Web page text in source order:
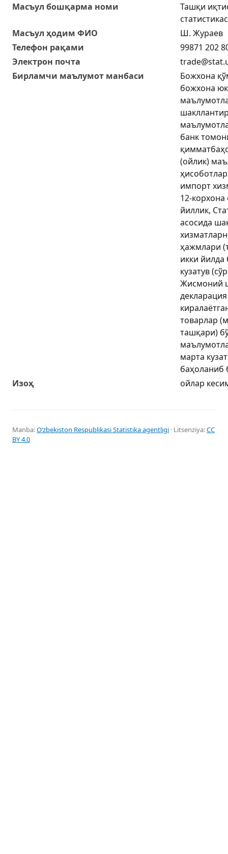
Масъул бошқарма номи
Ташқи
Масъул ҳодим ФИО
Ш. Жураев
Телефон рақами
99871 202
Электрон почта
Бирламчи маълумот манбаси
Божхона
божхона
банк
(ойлик)
импорт
12-
йиллик,
асосида
ҳажмлари
икки
кузатув
Жисмоний
товарлар
ташқари)
марта
баҳоланиб
Изоҳ
ойлар
Manba:Oʻzbekiston Respublikasi Statistika agentligi · Litsenziya:CC
BY 4.0